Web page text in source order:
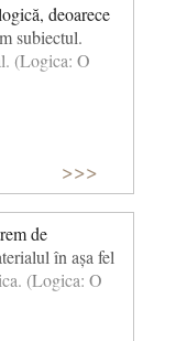
deoarece
subiectul.
(Logica: O
>>>
de
în așa fel
(Logica: O